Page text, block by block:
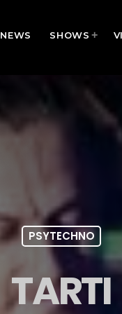
NEWS SHOWS
PSYTECHNO
TARTI